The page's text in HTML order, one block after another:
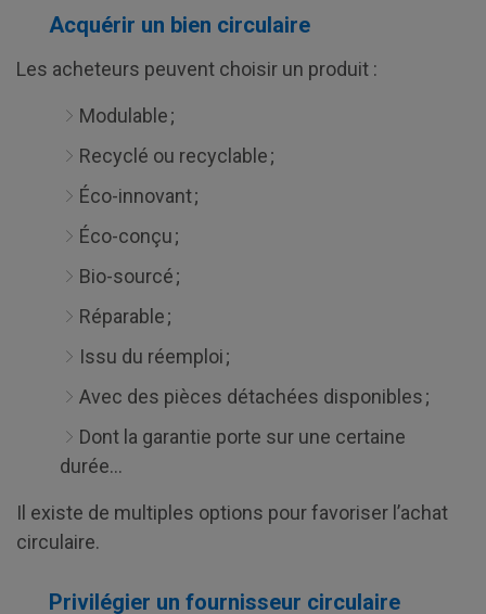
Acquérir un bien circulaire
Les acheteurs peuvent choisir un produit :
Modulable ;
Recyclé ou recyclable ;
Éco-innovant ;
Éco-conçu ;
Bio-sourcé ;
Réparable ;
Issu du réemploi ;
Avec des pièces détachées disponibles ;
Dont la garantie porte sur une certaine
durée…
Il existe de multiples options pour favoriser l’achat
circulaire.
Privilégier un fournisseur circulaire